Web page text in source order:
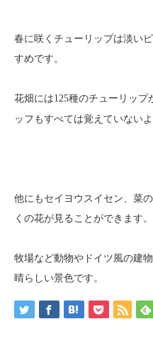
春に咲くチューリップは淡い
すめです。
花畑には125種のチューリップ
ッフもすべては覚えていないよ
他にもセイヨウスイセン、菜
くの花が見ることができます。
牧場など動物やドイツ風の建
晴らしい景色です。